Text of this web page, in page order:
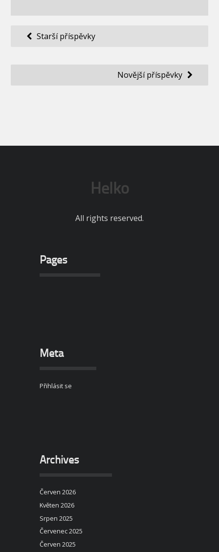
NavigaceStarší příspěvky
Novější příspěvky
Helko
All rights reserved.
Pages
Meta
Přihlásit se
Archives
Červen 2026
Květen 2026
Srpen 2025
Červenec 2025
Červen 2025